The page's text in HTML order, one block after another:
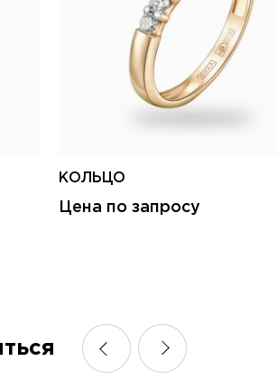
КОЛЬЦО
Цена по запросу